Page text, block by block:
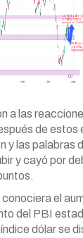
a las
de estos
y las palabras
y cayó por
el
del PBI
dólar se